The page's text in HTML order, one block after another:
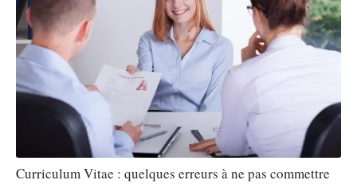
Curriculum Vitae : quelques erreurs à ne pas commettre